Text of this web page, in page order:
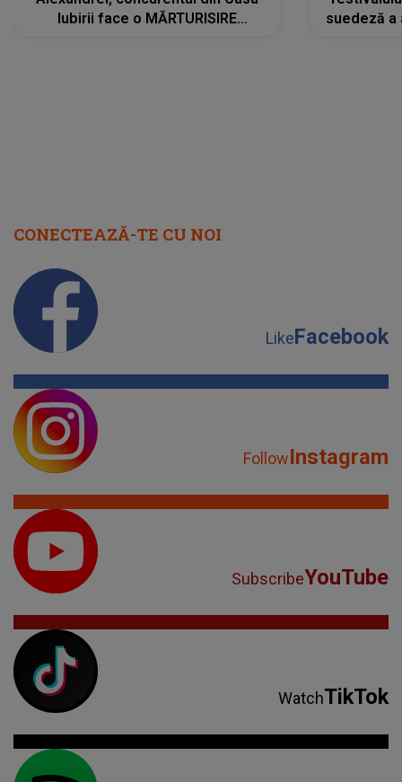
Iubirii face o MĂRTURISIRE
suedeză a
CONECTEAZĂ-TE CU NOI
LikeFacebook
FollowInstagram
SubscribeYouTube
WatchTikTok